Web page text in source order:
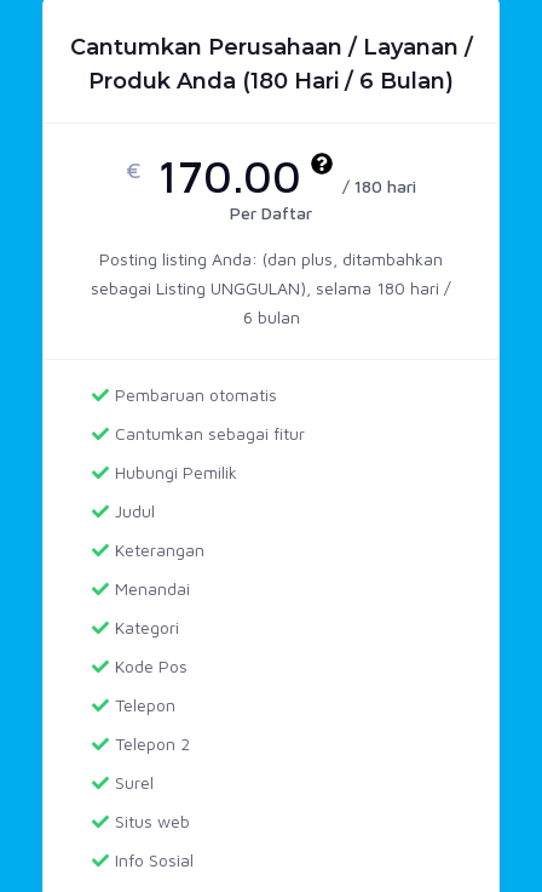
Cantumkan Perusahaan / Layanan /
Produk Anda (180 Hari / 6 Bulan)
€ 170.00
/ 180 hari
Per Daftar
Posting listing Anda: (dan plus, ditambahkan
sebagai Listing UNGGULAN), selama 180 hari /
6 bulan
Pembaruan otomatis
Cantumkan sebagai fitur
Hubungi Pemilik
Judul
Keterangan
Menandai
Kategori
Kode Pos
Telepon
Telepon 2
Surel
Situs web
Info Sosial